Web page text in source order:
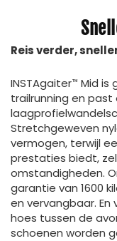
Reis verder,
INSTAgaiter™ Mid
trailrunning en
Stretchgeweven
vermogen, terwijl
prestaties biedt,
omstandigheden.
garantie van 1600
en vervangbaar.
hoes tussen de
schoenen worden